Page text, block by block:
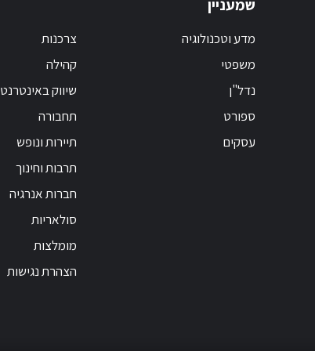
שמעניין
מדע וטכנולוגיה
משפטי
נדל"ן
ספורט
עסקים
צרכנות
קהילה
שיווק באינטרנט
תחבורה
תיירות ונופש
תרבות וחינוך
חברות אנרגיה
סולאריות
מומלצות
הצהרת נגישות